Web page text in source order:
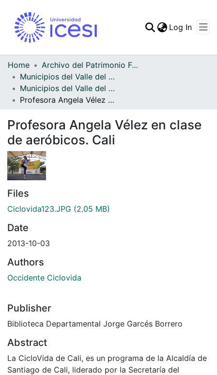
Log In
Home
Archivo del Patrimonio Fotográfico y Fílmico del Valle del Cauca
Municipios del Valle del Cauca
Municipios del Valle del Cauca
Profesora Angela Vélez en clase de aeróbicos. Cali
Profesora Angela Vélez en clase
de aeróbicos. Cali
Files
Ciclovida123.JPG (2.05 MB)
Date
2013-10-03
Authors
Occidente Ciclovida
Publisher
Biblioteca Departamental Jorge Garcés Borrero
Abstract
La CicloVida de Cali, es un programa de la Alcaldía de
Santiago de Cali, liderado por la Secretaría del